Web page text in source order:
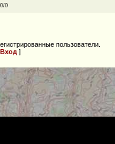
/0
пользователи.
Вход ]